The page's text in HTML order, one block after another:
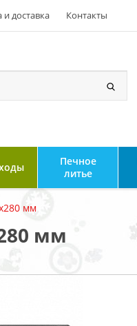
и доставка Контакты
Печное
литье
мм
мм